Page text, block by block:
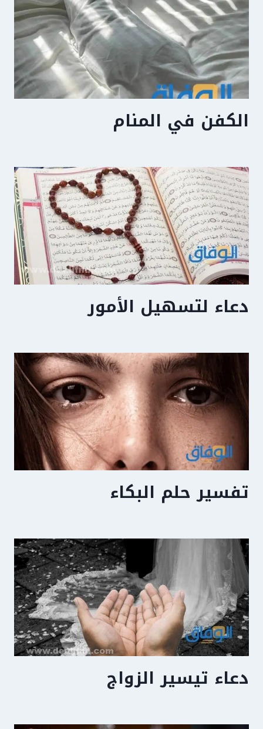
الكفن في المنام
دعاء لتسهيل الأمور
تفسير حلم البكاء
دعاء تيسير الزواج